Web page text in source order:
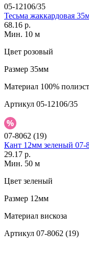
05-12106/35
Тесьма жаккардовая
68.16 р.
Мин. 10 м
Цвет розовый
Размер 35мм
Материал 100%
Артикул 05-12106/35
07-8062 (19)
Кант 12мм зеленый 07-
29.17 р.
Мин. 50 м
Цвет зеленый
Размер 12мм
Материал вискоза
Артикул 07-8062 (19)